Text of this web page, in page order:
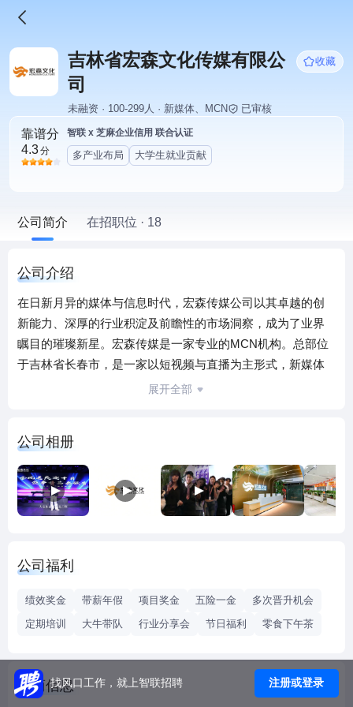
吉林省宏森文化传媒有限公
司
收藏
未融资 · 100-299人 · 新媒体、MCN 已审核
靠谱分
4.3分
智联 x 芝麻企业信用 联合认证
多产业布局 大学生就业贡献
公司简介 在招职位 · 18
公司介绍
在日新月异的媒体与信息时代，宏森传媒公司以其卓越的创
新能力、深厚的行业积淀及前瞻性的市场洞察，成为了业界
瞩目的璀璨新星。宏森传媒是一家专业的MCN机构。总部位
于吉林省长春市，是一家以短视频与直播为主形式，新媒体
为主平台的原创内容开放、孵化运营、商业变现公司，在网
摄、剪辑、后期制作等，以提高内容的质量和观赏性；2. 粉
丝运营：通过数据分析、社区管理等手段，帮助创作者管理
粉丝，提升粉丝活跃度、粘性；3. 商业合作：具有强大的商
务资源整合能力，能够为创作者提供广告、品牌合作等商业
直播板块及直播带货板块：娱乐版块：网红孵化、达人主
作者在不同的平台拓展影响力，如抖音、视频号、小红书
务网络和精英团队，专业的内容创作团队，擅长影视制作、
动画制作、平面设计、文案撰写等多种形式的内容创作。无
展开全部
公司相册
公司福利
绩效奖金 带薪年假 项目奖金 五险一金
多次晋升机会
定期培训
大牛带队 行业分享会 节日福利 零食下午茶
工商信息找风口工作，就上智联招聘 注册或登录